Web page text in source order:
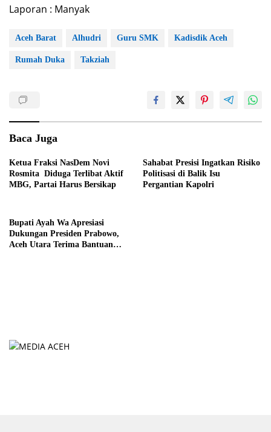
Laporan : Manyak
Aceh Barat Alhudri Guru SMK Kadisdik Aceh
Rumah Duka Takziah
Baca Juga
Ketua Fraksi NasDem Novi
Rosmita Diduga Terlibat Aktif
MBG, Partai Harus Bersikap
Sahabat Presisi Ingatkan Risiko
Politisasi di Balik Isu
Pergantian Kapolri
Bupati Ayah Wa Apresiasi
Dukungan Presiden Prabowo,
Aceh Utara Terima Bantuan